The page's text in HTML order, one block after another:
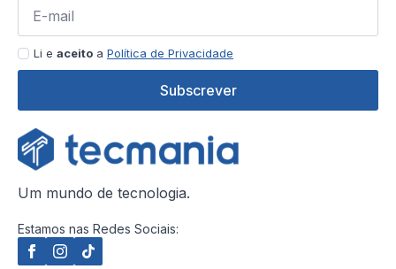
Li e aceito a Política de Privacidade
Subscrever
Um mundo de tecnologia.
Estamos nas Redes Sociais: